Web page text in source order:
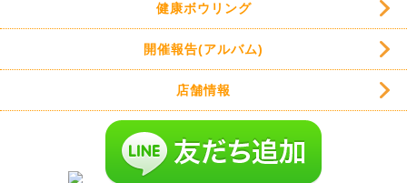
健康ボウリング
開催報告(アルバム)
店舗情報